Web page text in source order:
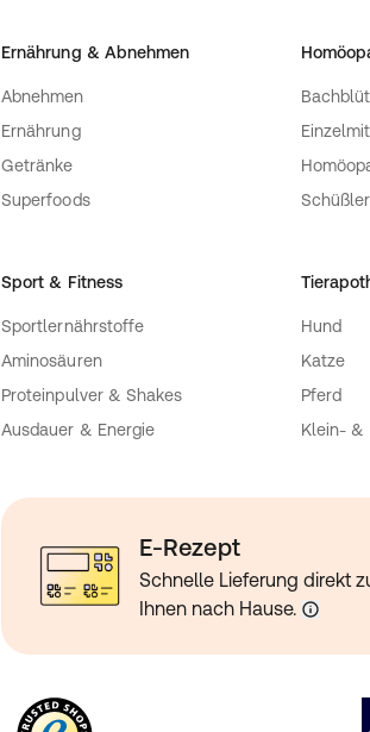
Ernährung & Abnehmen
Abnehmen
Ernährung
Getränke
Superfoods
Sport & Fitness
Sportlernährstoffe
Aminosäuren
Proteinpulver & Shakes
Ausdauer & Energie
Hund
Katze
Pferd
Klein- &
E-Rezept
Schnelle Lieferung direkt
Ihnen nach Hause.